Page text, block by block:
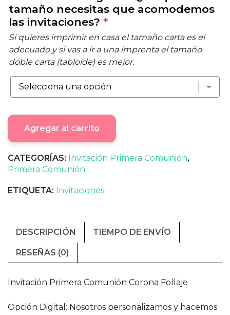
tamaño necesitas que acomodemos
las invitaciones? *
Si quieres imprimir en casa el tamaño carta es el
adecuado y si vas a ir a una imprenta el tamaño
doble carta (tabloide) es mejor.
Agregar al carrito
CATEGORÍAS: Invitación Primera Comunión,
Primera Comunión
ETIQUETA: Invitaciones
DESCRIPCIÓN TIEMPO DE ENVÍO
RESEÑAS (0)
Invitación Primera Comunión Corona Follaje
Opción Digital: Nosotros personalizamos y hacemos